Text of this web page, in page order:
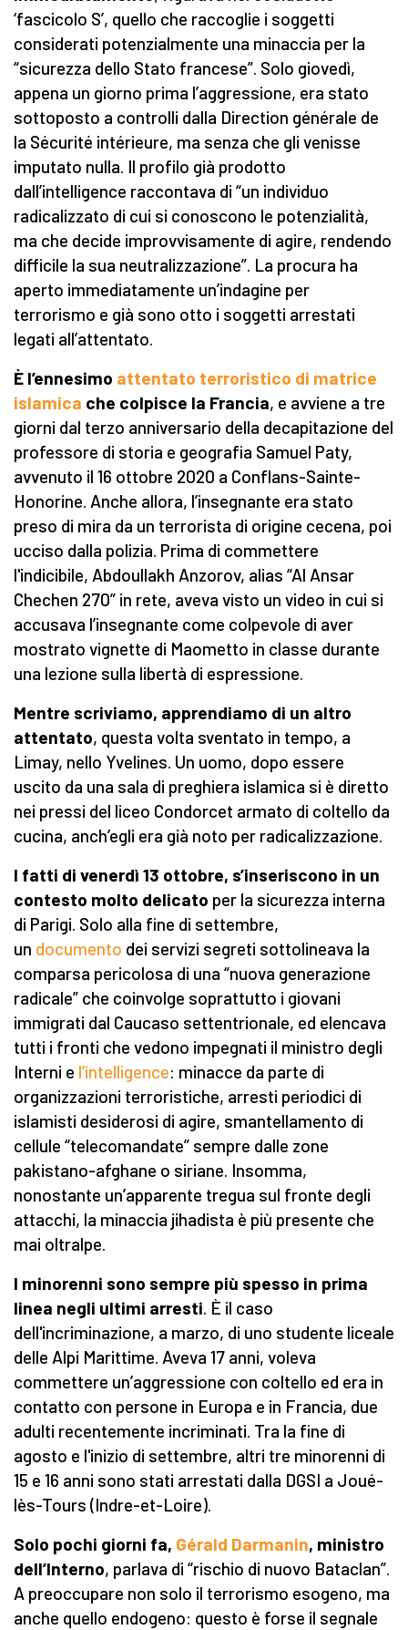
‘fascicolo S’, quello che raccoglie i soggetti
considerati potenzialmente una minaccia per la
“sicurezza dello Stato francese”. Solo giovedì,
appena un giorno prima l’aggressione, era stato
sottoposto a controlli dalla Direction générale de
la Sécurité intérieure, ma senza che gli venisse
imputato nulla. Il profilo già prodotto
dall’intelligence raccontava di “un individuo
radicalizzato di cui si conoscono le potenzialità,
ma che decide improvvisamente di agire, rendendo
difficile la sua neutralizzazione”. La procura ha
aperto immediatamente un’indagine per
terrorismo e già sono otto i soggetti arrestati
legati all’attentato.
È l’ennesimo attentato terroristico di matrice
islamica che colpisce la Francia, e avviene a tre
giorni dal terzo anniversario della decapitazione del
professore di storia e geografia Samuel Paty,
avvenuto il 16 ottobre 2020 a Conflans-Sainte-
Honorine. Anche allora, l’insegnante era stato
preso di mira da un terrorista di origine cecena, poi
ucciso dalla polizia. Prima di commettere
l'indicibile, Abdoullakh Anzorov, alias “Al Ansar
Chechen 270” in rete, aveva visto un video in cui si
accusava l’insegnante come colpevole di aver
mostrato vignette di Maometto in classe durante
una lezione sulla libertà di espressione.
Mentre scriviamo, apprendiamo di un altro
attentato, questa volta sventato in tempo, a
Limay, nello Yvelines. Un uomo, dopo essere
uscito da una sala di preghiera islamica si è diretto
nei pressi del liceo Condorcet armato di coltello da
cucina, anch’egli era già noto per radicalizzazione.
I fatti di venerdì 13 ottobre, s’inseriscono in un
contesto molto delicato per la sicurezza interna
di Parigi. Solo alla fine di settembre,
un documento dei servizi segreti sottolineava la
comparsa pericolosa di una “nuova generazione
radicale” che coinvolge soprattutto i giovani
immigrati dal Caucaso settentrionale, ed elencava
tutti i fronti che vedono impegnati il ministro degli
Interni e l’intelligence: minacce da parte di
organizzazioni terroristiche, arresti periodici di
islamisti desiderosi di agire, smantellamento di
cellule “telecomandate” sempre dalle zone
pakistano-afghane o siriane. Insomma,
nonostante un’apparente tregua sul fronte degli
attacchi, la minaccia jihadista è più presente che
mai oltralpe.
I minorenni sono sempre più spesso in prima
linea negli ultimi arresti. È il caso
dell'incriminazione, a marzo, di uno studente liceale
delle Alpi Marittime. Aveva 17 anni, voleva
commettere un’aggressione con coltello ed era in
contatto con persone in Europa e in Francia, due
adulti recentemente incriminati. Tra la fine di
agosto e l'inizio di settembre, altri tre minorenni di
15 e 16 anni sono stati arrestati dalla DGSI a Joué-
lès-Tours (Indre-et-Loire).
Solo pochi giorni fa, Gérald Darmanin, ministro
dell’Interno, parlava di “rischio di nuovo Bataclan”.
A preoccupare non solo il terrorismo esogeno, ma
anche quello endogeno: questo è forse il segnale